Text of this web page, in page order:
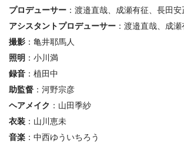
プロデューサー ：渡邉直哉、成瀬有征、長田安
アシスタントプロデューサー ：渡邉直哉、成
撮影 ：亀井耶馬人
照明 ：小川満
録音 ：植田中
助監督 ：河野宗彦
ヘアメイク ：山田季紗
衣装 ：山川恵未
音楽 ：中西ゆういちろう